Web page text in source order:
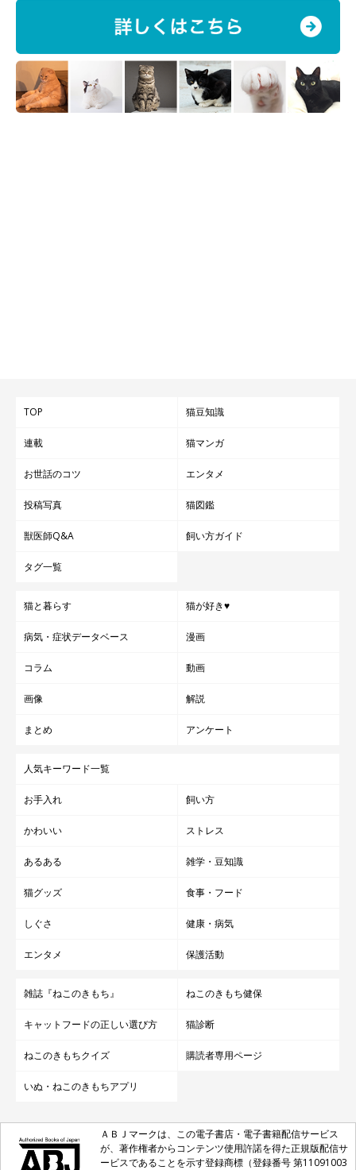
TOP 猫豆知識
連載 猫マンガ
お世話のコツ エンタメ
投稿写真 猫図鑑
獣医師Q&A 飼い方ガイド
タグ一覧
猫と暮らす 猫が好き♥
病気・症状データベース 漫画
コラム 動画
画像 解説
まとめ アンケート
人気キーワード一覧
お手入れ 飼い方
かわいい ストレス
あるある 雑学・豆知識
猫グッズ 食事・フード
しぐさ 健康・病気
エンタメ 保護活動
雑誌『ねこのきもち』 ねこのきもち健保
キャットフードの正しい選び方 猫診断
ねこのきもちクイズ 購読者専用ページ
いぬ・ねこのきもちアプリ
ＡＢＪマークは、この電子書店・電子書籍配信サービス
が、著作権者からコンテンツ使用許諾を得た正規版配信サ
ービスであることを示す登録商標（登録番号 第11091003